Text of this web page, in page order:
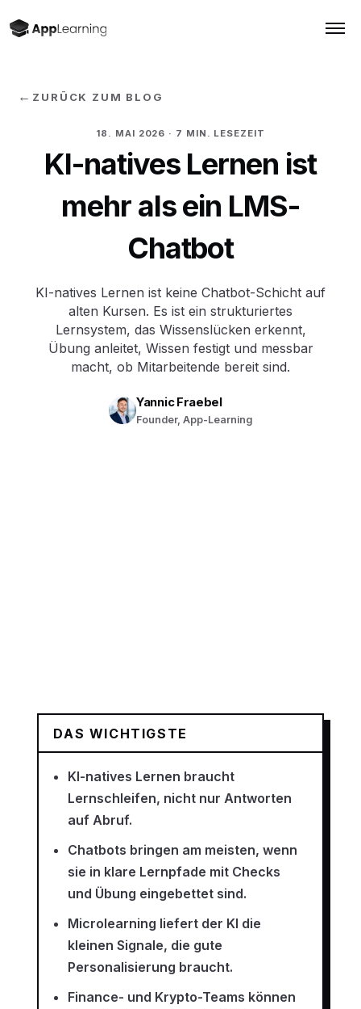
← ZURÜCK ZUM BLOG
18. MAI 2026 · 7 MIN. LESEZEIT
KI-natives Lernen ist
mehr als ein LMS-
Chatbot
KI-natives Lernen ist keine Chatbot-Schicht auf
alten Kursen. Es ist ein strukturiertes
Lernsystem, das Wissenslücken erkennt,
Übung anleitet, Wissen festigt und messbar
macht, ob Mitarbeitende bereit sind.
Yannic Fraebel
Founder, App-Learning
DAS WICHTIGSTE
KI-natives Lernen braucht
Lernschleifen, nicht nur Antworten
auf Abruf.
Chatbots bringen am meisten, wenn
sie in klare Lernpfade mit Checks
und Übung eingebettet sind.
Microlearning liefert der KI die
kleinen Signale, die gute
Personalisierung braucht.
Finance- und Krypto-Teams können